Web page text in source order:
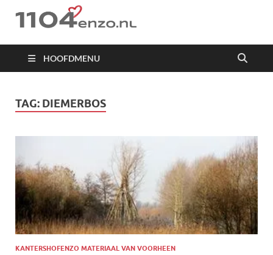
1104 en zo
HOOFDMENU
TAG: DIEMERBOS
KANTERSHOFENZO MATERIAAL VAN VOORHEEN